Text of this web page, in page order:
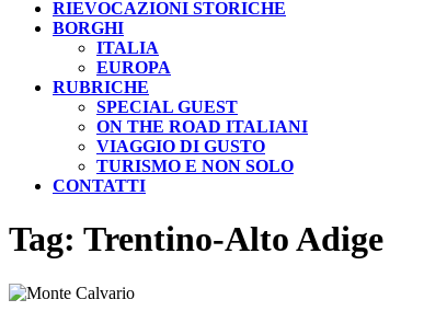
RIEVOCAZIONI STORICHE
BORGHI
ITALIA
EUROPA
RUBRICHE
SPECIAL GUEST
ON THE ROAD ITALIANI
VIAGGIO DI GUSTO
TURISMO E NON SOLO
CONTATTI
BUTTON
Tag: Trentino-Alto Adige